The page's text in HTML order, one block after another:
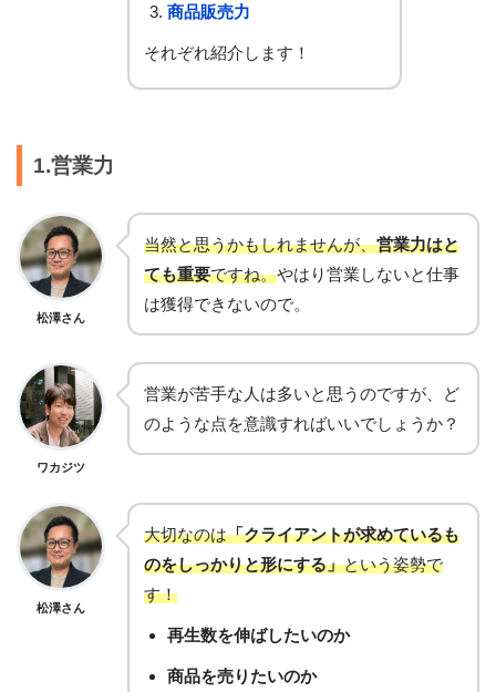
商品販売力
それぞれ紹介します！
1.営業力
松澤さん
当然と思うかもしれませんが、営業力はと
ても重要ですね。やはり営業しないと仕事
は獲得できないので。
ワカジツ
営業が苦手な人は多いと思うのですが、ど
のような点を意識すればいいでしょうか？
松澤さん
大切なのは「クライアントが求めているも
のをしっかりと形にする」という姿勢で
す！
再生数を伸ばしたいのか
商品を売りたいのか